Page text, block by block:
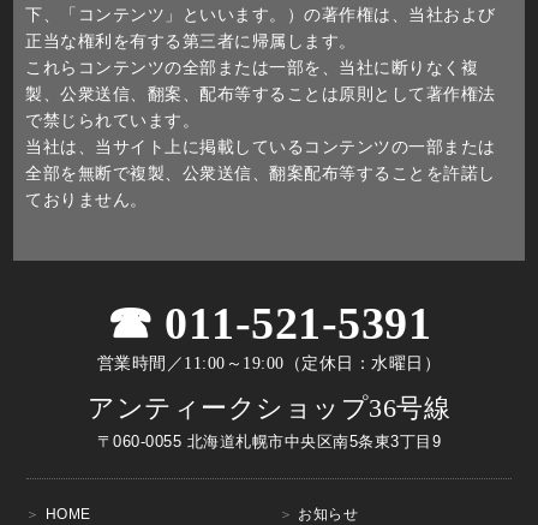
下、「コンテンツ」といいます。）の著作権は、当社および
正当な権利を有する第三者に帰属します。
これらコンテンツの全部または一部を、当社に断りなく複
製、公衆送信、翻案、配布等することは原則として著作権法
で禁じられています。
当社は、当サイト上に掲載しているコンテンツの一部または
全部を無断で複製、公衆送信、翻案配布等することを許諾し
ておりません。
011-521-5391
営業時間／11:00～19:00（定休日：水曜日）
アンティークショップ36号線
〒060-0055 北海道札幌市中央区南5条東3丁目9
HOME
お知らせ